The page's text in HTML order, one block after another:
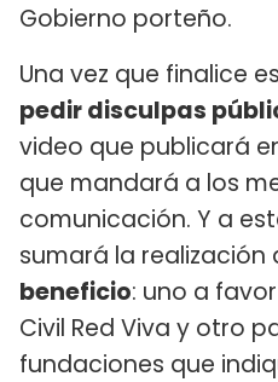
Gobierno porteño.
Una vez que finalice
pedir disculpas
video que publicará
que mandará a los
comunicación. Y a
sumará la realización
beneficio: uno a
Civil Red Viva y otro
fundaciones que